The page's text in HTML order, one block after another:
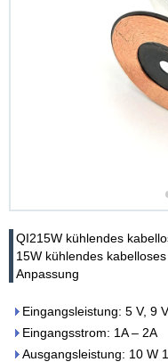
QI215W kühlendes
15W kühlendes
Anpassung
Eingangsleistung: 5 V, 9
Eingangsstrom: 1A – 2A
Ausgangsleistung: 10 W